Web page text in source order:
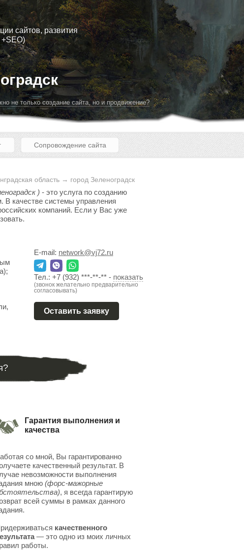
сайтов, развития
+SEO)
не только создание сайта, но и продвижение?
Сопровождение сайта
область → город Зеленоградск
) - это услуга по созданию
В качестве системы управления
компаний. Если у Вас уже
E-mail: network@vj72.ru
Тел.: +7 (932) ***-**-** - показать
(звонок желательно предварительно
согласовывать)
Оставить заявку
Гарантия выполнения и
качества
со мной, Вы гарантированно
качественный результат. В
невозможности выполнения
мною(форс-мажорные
, я всегда гарантирую
всей суммы в рамках данного
качественного
— это одно из моих личных
работы.